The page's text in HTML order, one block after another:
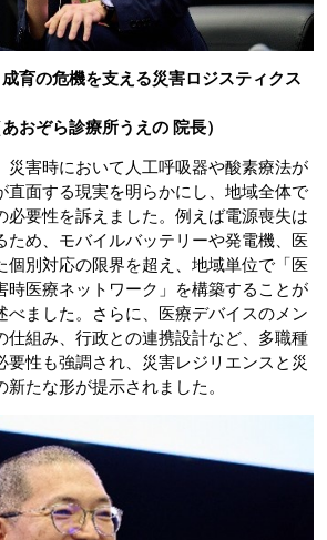
成育の危機を支える災害ロジスティクス
おぞら診療所うえの 院長）
災害時において人工呼吸器や酸素療法が
直面する現実を明らかにし、地域全体で
必要性を訴えました。例えば電源喪失は
ため、モバイルバッテリーや発電機、医
個別対応の限界を超え、地域単位で「医
時医療ネットワーク」を構築することが
べました。さらに、医療デバイスのメン
仕組み、行政との連携設計など、多職種
要性も強調され、災害レジリエンスと災
たな形が提示されました。